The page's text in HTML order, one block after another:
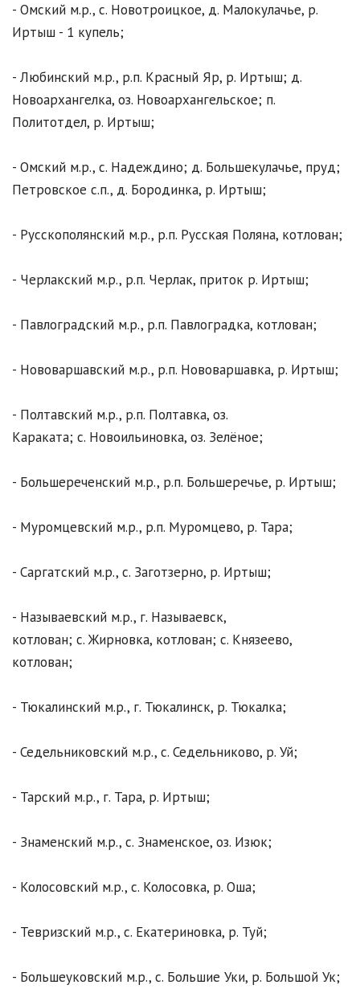
- Омский м.р., с. Новотроицкое, д. Малокулачье, р.
Иртыш - 1 купель;
- Любинский м.р., р.п. Красный Яр, р. Иртыш; д.
Новоархангелка, оз. Новоархангельское; п.
Политотдел, р. Иртыш;
- Омский м.р., с. Надеждино; д. Большекулачье, пруд;
Петровское с.п., д. Бородинка, р. Иртыш;
- Русскополянский м.р., р.п. Русская Поляна, котлован;
- Черлакский м.р., р.п. Черлак, приток р. Иртыш;
- Павлоградский м.р., р.п. Павлоградка, котлован;
- Нововаршавский м.р., р.п. Нововаршавка, р. Иртыш;
- Полтавский м.р., р.п. Полтавка, оз.
Караката; с. Новоильиновка, оз. Зелёное;
- Большереченский м.р., р.п. Большеречье, р. Иртыш;
- Муромцевский м.р., р.п. Муромцево, р. Тара;
- Саргатский м.р., с. Заготзерно, р. Иртыш;
- Называевский м.р., г. Называевск,
котлован; с. Жирновка, котлован; с. Князеево,
котлован;
- Тюкалинский м.р., г. Тюкалинск, р. Тюкалка;
- Седельниковский м.р., с. Седельниково, р. Уй;
- Тарский м.р., г. Тара, р. Иртыш;
- Знаменский м.р., с. Знаменское, оз. Изюк;
- Колосовский м.р., с. Колосовка, р. Оша;
- Тевризский м.р., с. Екатериновка, р. Туй;
- Большеуковский м.р., с. Большие Уки, р. Большой Ук;